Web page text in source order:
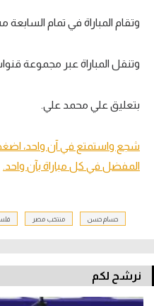
وتقام المباراة في تمام السابعة
وتنقل المباراة عبر مجموعة قنوات
بتعليق علي محمد علي.
شجع واستمتع في آن واحد،
المفضل في كل مباراة بآن واحد.
حسام حسن منتخب مصر
نرشح لكم